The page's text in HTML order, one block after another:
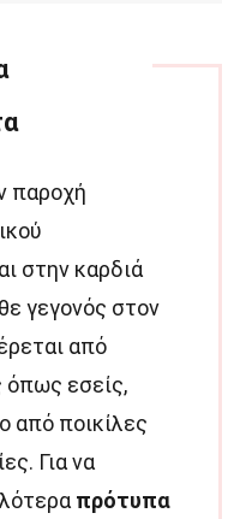
παροχή
στην καρδιά
γεγονός στον
από
όπως εσείς,
από ποικίλες
Για να
πρότυπα